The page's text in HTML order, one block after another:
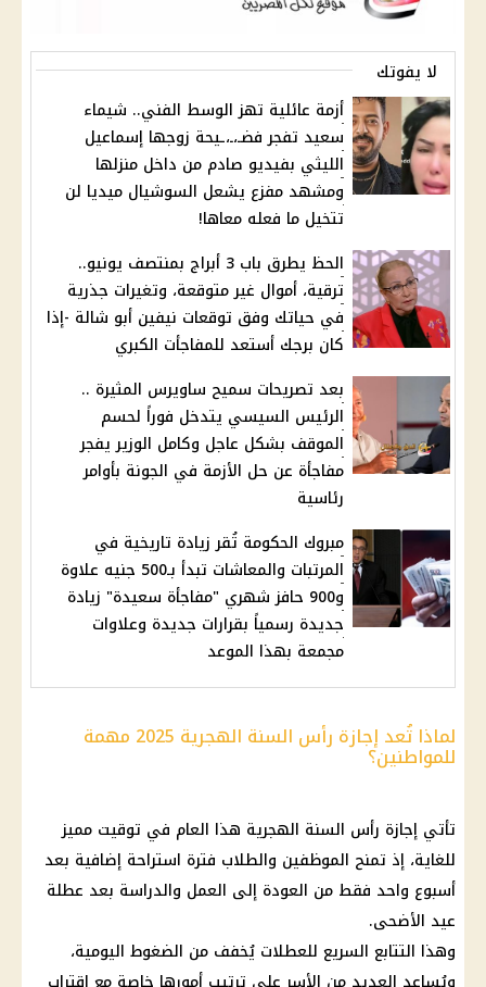
لا يفوتك
أزمة عائلية تهز الوسط الفني.. شيماء
سعيد تفجر فضـ،ـ،ـيحة زوجها إسماعيل
الليثي بفيديو صادم من داخل منزلها
ومشهد مفزع يشعل السوشيال ميديا لن
تتخيل ما فعله معاها!
الحظ يطرق باب 3 أبراج بمنتصف يونيو..
ترقية، أموال غير متوقعة، وتغيرات جذرية
في حياتك وفق توقعات نيفين أبو شالة -إذا
كان برجك أستعد للمفاجأت الكبري
بعد تصريحات سميح ساويرس المثيرة ..
الرئيس السيسي يتدخل فوراً لحسم
الموقف بشكل عاجل وكامل الوزير يفجر
مفاجأة عن حل الأزمة في الجونة بأوامر
رئاسية
مبروك الحكومة تُقر زيادة تاريخية في
المرتبات والمعاشات تبدأ بـ500 جنيه علاوة
و900 حافز شهري "مفاجأة سعيدة" زيادة
جديدة رسمياً بقرارات جديدة وعلاوات
مجمعة بهذا الموعد
لماذا تُعد إجازة رأس السنة الهجرية 2025 مهمة
للمواطنين؟
تأتي إجازة رأس السنة الهجرية هذا العام في توقيت مميز
للغاية، إذ تمنح الموظفين والطلاب فترة استراحة إضافية بعد
أسبوع واحد فقط من العودة إلى العمل والدراسة بعد عطلة
عيد الأضحى.
وهذا التتابع السريع للعطلات يُخفف من الضغوط اليومية،